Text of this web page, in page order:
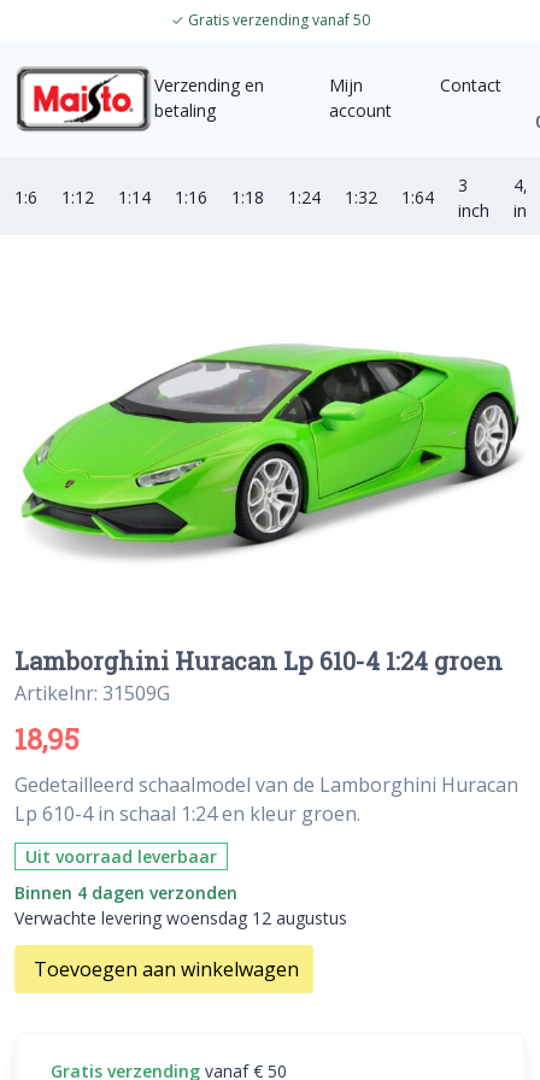
✓ Gratis verzending vanaf 50
Verzending en
betaling
Mijn
account
Contact
1:6 1:12 1:14 1:16 1:18 1:24 1:32 1:64
3
inch
4,5
Lamborghini Huracan Lp 610-4 1:24 groen
Artikelnr: 31509G
18,95
Gedetailleerd schaalmodel van de Lamborghini Huracan
Lp 610-4 in schaal 1:24 en kleur groen.
Uit voorraad leverbaar
Binnen 4 dagen verzonden
Verwachte levering woensdag 12 augustus
Toevoegen aan winkelwagen
Gratis verzending vanaf € 50